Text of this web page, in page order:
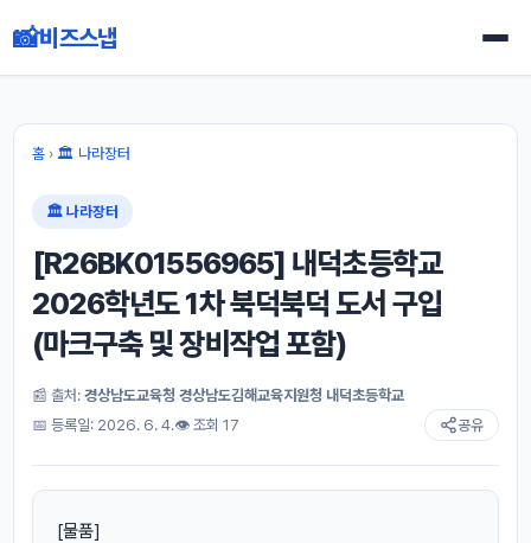
📸비즈스냅
홈› 🏛 나라장터
🏛 나라장터
[R26BK01556965] 내덕초등학교
2026학년도 1차 북덕북덕 도서 구입
(마크구축 및 장비작업 포함)
📰 출처: 경상남도교육청 경상남도김해교육지원청 내덕초등학교
📅 등록일: 2026. 6. 4.👁 조회 17 공유
[물품]